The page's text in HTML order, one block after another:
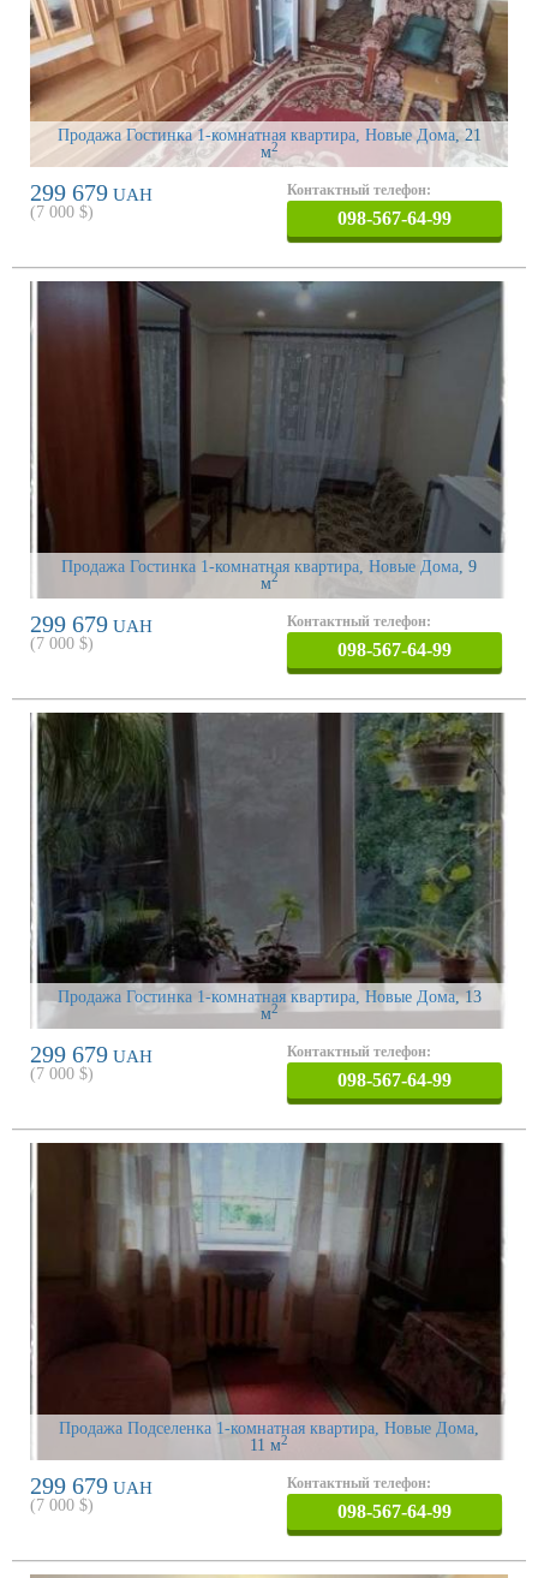
Продажа Гостинка 1-комнатная квартира, Новые Дома, 21
м2
299 679 UAH
(7 000 $)
Контактный телефон:
098-567-64-99
Продажа Гостинка 1-комнатная квартира, Новые Дома , 9
м2
299 679 UAH
(7 000 $)
Контактный телефон:
098-567-64-99
Продажа Гостинка 1-комнатная квартира, Новые Дома, 13
м2
299 679 UAH
(7 000 $)
Контактный телефон:
098-567-64-99
Продажа Подселенка 1-комнатная квартира, Новые Дома,
11 м2
299 679 UAH
(7 000 $)
Контактный телефон:
098-567-64-99